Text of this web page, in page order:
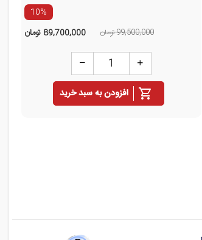
10%
99,500,000 تومان 89,700,000 تومان
افزودن به سبد خرید